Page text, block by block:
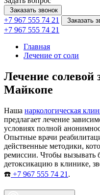
Заказать звонок
+7 967 555 74 21 Заказать
+7 967 555 74 21
Главная
Лечение от соли
Лечение солевой
Майкопе
Наша наркологическая
предлагает лечение
условиях полной
Опытные врачи
действенные методики,
ремиссии. Чтобы вызывать
детоксикацию в клинике,
☎️ +7 967 555 74 21 .